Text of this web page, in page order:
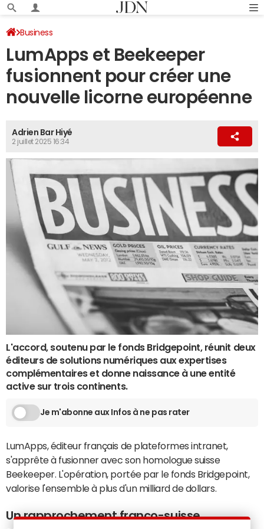
Business
LumApps et Beekeeper
fusionnent pour créer une
nouvelle licorne européenne
Adrien Bar Hiyé
2 juillet 2025 16:34
L'accord, soutenu par le fonds Bridgepoint, réunit deux
éditeurs de solutions numériques aux expertises
complémentaires et donne naissance à une entité
active sur trois continents.
Je m'abonne aux Infos à ne pas rater
LumApps, éditeur français de plateformes intranet,
s'apprête à fusionner avec son homologue suisse
Beekeeper. L'opération, portée par le fonds Bridgepoint,
valorise l'ensemble à plus d'un milliard de dollars.
Un rapprochement franco-suisse